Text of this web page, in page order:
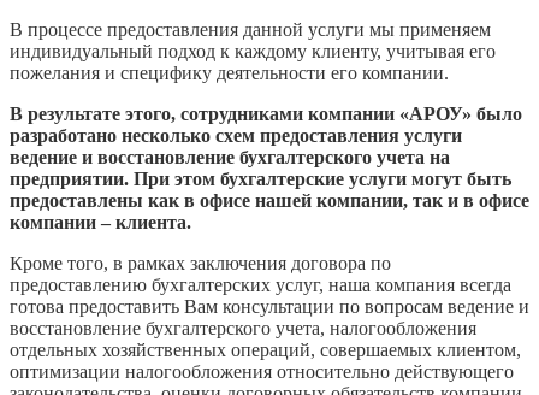
В процессе предоставления данной услуги мы применяем
индивидуальный подход к каждому клиенту, учитывая его
пожелания и специфику деятельности его компании.
В результате этого, сотрудниками компании «АРОУ» было
разработано несколько схем предоставления услуги
ведение и восстановление бухгалтерского учета на
предприятии. При этом бухгалтерские услуги могут быть
предоставлены как в офисе нашей компании, так и в офисе
компании – клиента.
Кроме того, в рамках заключения договора по
предоставлению бухгалтерских услуг, наша компания всегда
готова предоставить Вам консультации по вопросам ведение и
восстановление бухгалтерского учета, налогообложения
отдельных хозяйственных операций, совершаемых клиентом,
оптимизации налогообложения относительно действующего